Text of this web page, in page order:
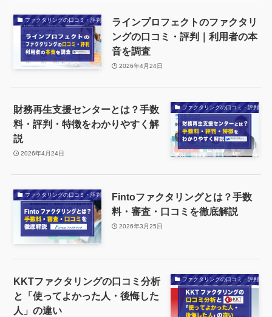
ファクタリングの口コミ・評判
ラインプロフェクトのファクタリ
ングの口コミ・評判｜利用者の本
音を調査
2026年4月24日
ファクタリングの口コミ・評判
財務再生支援センターとは？手数
料・評判・特徴をわかりやすく解
説
2026年4月24日
ファクタリングの口コミ・評判
Fintoファクタリングとは？手数
料・審査・口コミを徹底解説
2026年3月25日
ファクタリングの口コミ・評判
KKTファクタリングの口コミ分析
と「使ってよかった人・後悔した
人」の違い